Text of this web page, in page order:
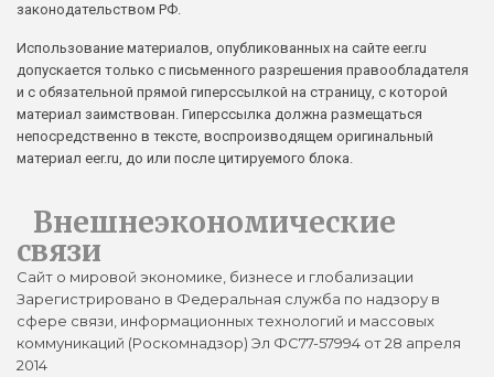
законодательством РФ.
Использование материалов, опубликованных на сайте eer.ru
допускается только с письменного разрешения правообладателя
и с обязательной прямой гиперссылкой на страницу, с которой
материал заимствован. Гиперссылка должна размещаться
непосредственно в тексте, воспроизводящем оригинальный
материал eer.ru, до или после цитируемого блока.
Внешнеэкономические
связи
Сайт о мировой экономике, бизнесе и глобализации
Зарегистрировано в Федеральная служба по надзору в
сфере связи, информационных технологий и массовых
коммуникаций (Роскомнадзор) Эл ФС77-57994 от 28 апреля
2014